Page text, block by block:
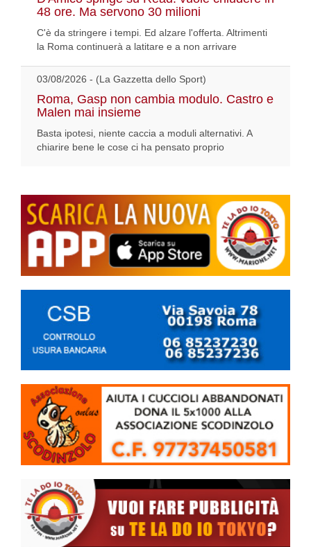
48 ore. Ma servono 30 milioni
C'è da stringere i tempi. Ed alzare l'offerta. Altrimenti
la Roma continuerà a latitare e a non arrivare
03/08/2026 - (La Gazzetta dello Sport)
Roma, Gasp non cambia modulo. Castro e
Malen mai insieme
Basta ipotesi, niente caccia a moduli alternativi. A
chiarire bene le cose ci ha pensato proprio